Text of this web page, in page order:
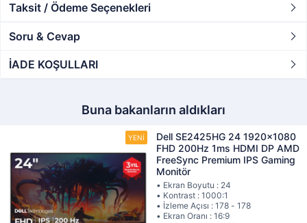
Taksit / Ödeme Seçenekleri
Soru & Cevap
İADE KOŞULLARI
Buna bakanların aldıkları
Dell SE2425HG 24 1920x1080
FHD 200Hz 1ms HDMI DP AMD
FreeSync Premium IPS Gaming
Monitör
• Ekran Boyutu : 24
• Kontrast : 1000:1
• İzleme Açısı : 178 - 178
• Ekran Oranı : 16:9